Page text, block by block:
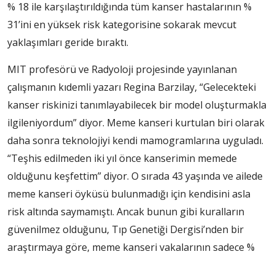
% 18 ile karşılaştırıldığında tüm kanser hastalarının %
31’ini en yüksek risk kategorisine sokarak mevcut
yaklaşımları geride bıraktı.
MIT profesörü ve Radyoloji projesinde yayınlanan
çalışmanın kıdemli yazarı Regina Barzilay, “Gelecekteki
kanser riskinizi tanımlayabilecek bir model oluşturmakla
ilgileniyordum” diyor. Meme kanseri kurtulan biri olarak
daha sonra teknolojiyi kendi mamogramlarına uyguladı.
“Teşhis edilmeden iki yıl önce kanserimin memede
olduğunu keşfettim” diyor. O sırada 43 yaşında ve ailede
meme kanseri öyküsü bulunmadığı için kendisini asla
risk altında saymamıştı. Ancak bunun gibi kuralların
güvenilmez olduğunu, Tıp Genetiği Dergisi’nden bir
araştırmaya göre, meme kanseri vakalarının sadece %